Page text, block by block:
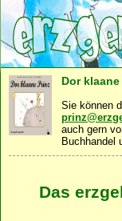
Dor
Sie können
auch gern
Buchhandel
Das